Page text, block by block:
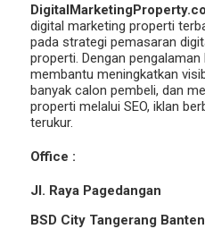
digital marketing properti
pada strategi pemasaran
properti. Dengan
membantu meningkatkan
banyak calon pembeli, dan
properti melalui SEO, iklan
terukur.
Office :
Jl. Raya Pagedangan
BSD City Tangerang